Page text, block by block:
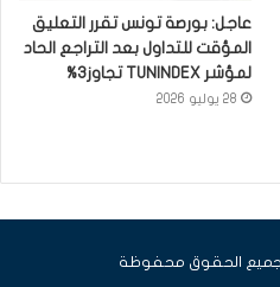
عاجل: بورصة تونس تقرر التعليق
المؤقت للتداول بعد التراجع الحاد
لمؤشر TUNINDEX تجاوز3%
28 يوليو 2026